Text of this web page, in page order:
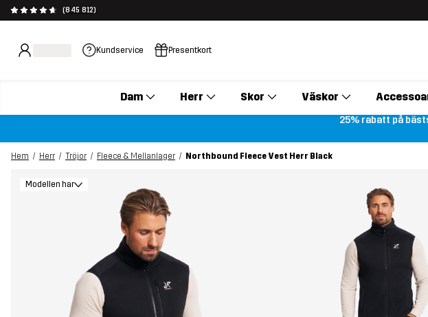
(845 812)
Kundservice Presentkort
Dam Herr Skor Väskor
25% rabatt på
Hem Herr Tröjor Fleece & Mellanlager
Northbound Fleece Vest Herr Black
Modellen har